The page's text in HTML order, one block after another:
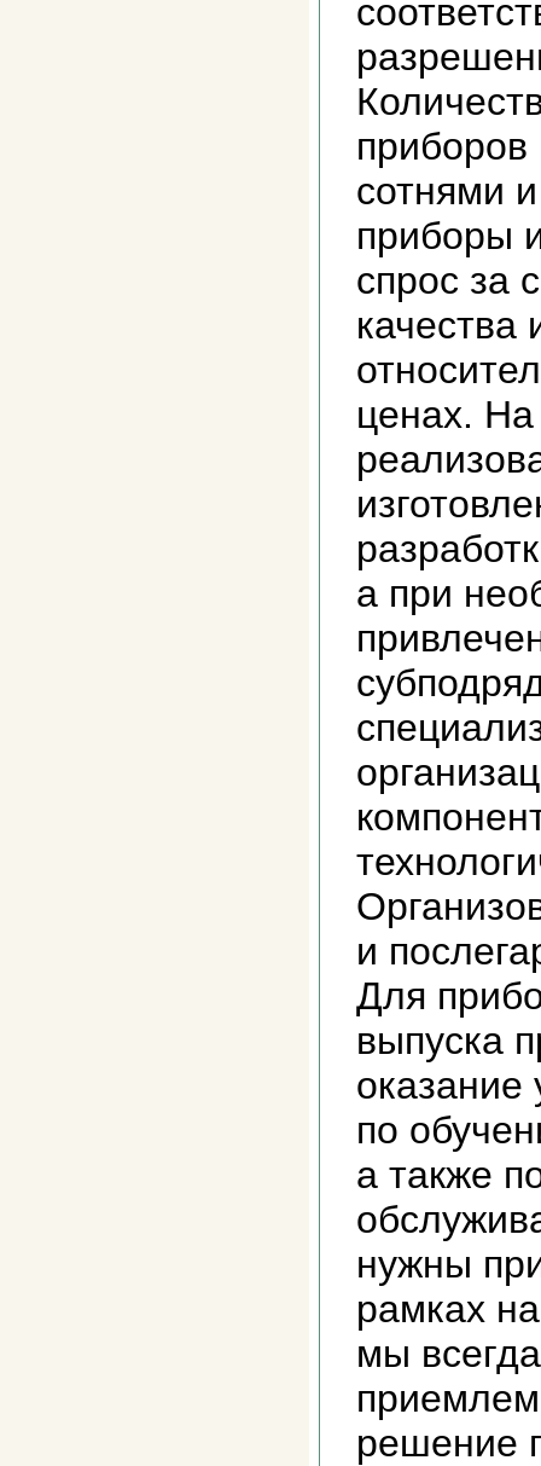
приборов
сотнями
приборы
спрос за
качества
ценах.
а при
и
Для
выпуска
оказание
по
а также
нужны
рамках
мы
решение